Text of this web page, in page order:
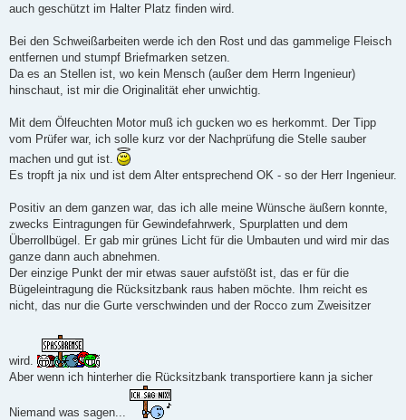
auch geschützt im Halter Platz finden wird.
Bei den Schweißarbeiten werde ich den Rost und das gammelige Fleisch
entfernen und stumpf Briefmarken setzen.
Da es an Stellen ist, wo kein Mensch (außer dem Herrn Ingenieur)
hinschaut, ist mir die Originalität eher unwichtig.
Mit dem Ölfeuchten Motor muß ich gucken wo es herkommt. Der Tipp
vom Prüfer war, ich solle kurz vor der Nachprüfung die Stelle sauber
machen und gut ist.
Es tropft ja nix und ist dem Alter entsprechend OK - so der Herr Ingenieur.
Positiv an dem ganzen war, das ich alle meine Wünsche äußern konnte,
zwecks Eintragungen für Gewindefahrwerk, Spurplatten und dem
Überrollbügel. Er gab mir grünes Licht für die Umbauten und wird mir das
ganze dann auch abnehmen.
Der einzige Punkt der mir etwas sauer aufstößt ist, das er für die
Bügeleintragung die Rücksitzbank raus haben möchte. Ihm reicht es
nicht, das nur die Gurte verschwinden und der Rocco zum Zweisitzer
wird.
Aber wenn ich hinterher die Rücksitzbank transportiere kann ja sicher
Niemand was sagen...